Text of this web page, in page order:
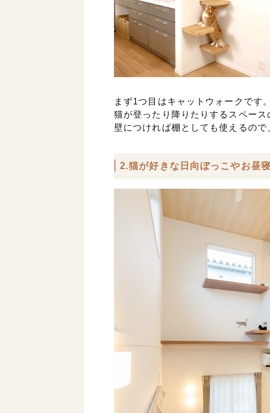
まず1つ目はキャットウォークです
猫が登ったり降りたりするスペー
壁につければ棚としても使えるので
2.猫が好きな日向ぼっこやお昼